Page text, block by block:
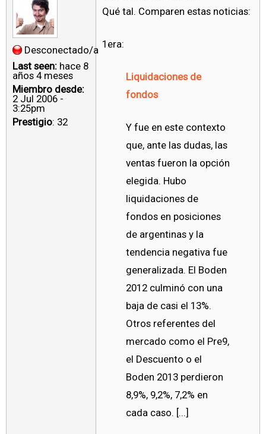
Desconectado/a
Last seen: hace 8
años 4 meses
Miembro desde:
2 Jul 2006 -
3:25pm
Prestigio: 32
Qué tal. Comparen estas noticias:
1era:
Liquidaciones de
fondos
Y fue en este contexto
que, ante las dudas, las
ventas fueron la opción
elegida. Hubo
liquidaciones de
fondos en posiciones
de argentinas y la
tendencia negativa fue
generalizada. El Boden
2012 culminó con una
baja de casi el 13%.
Otros referentes del
mercado como el Pre9,
el Descuento o el
Boden 2013 perdieron
8,9%, 9,2%, 7,2% en
cada caso. [...]